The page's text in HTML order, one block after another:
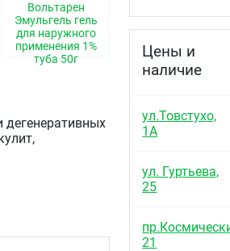
Вольтарен
Эмульгель гель
для наружного
применения 1%
туба 50г
Эмульгель гель
для наружного
применения 2%
туба 30г
дегенеративных
коленные и
Цены и
наличие
ул.Товстухо,
1А
ул. Гуртьева,
25
21